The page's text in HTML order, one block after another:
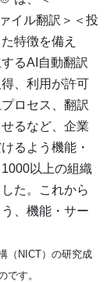
イル翻訳＞＜投
特徴を備え
るAI自動翻訳
、利用が許可
ロセス、翻訳
るなど、企業
るよう機能・
以上の組織
た。これから
、機能・サー
（NICT）の研究成
です。